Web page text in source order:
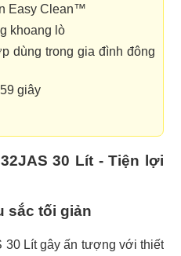
Easy Clean™
khoang lò
dùng trong gia đình đông
giây
30 Lít - Tiện lợi
sắc tối giản
30 Lít gây ấn tượng với thiết